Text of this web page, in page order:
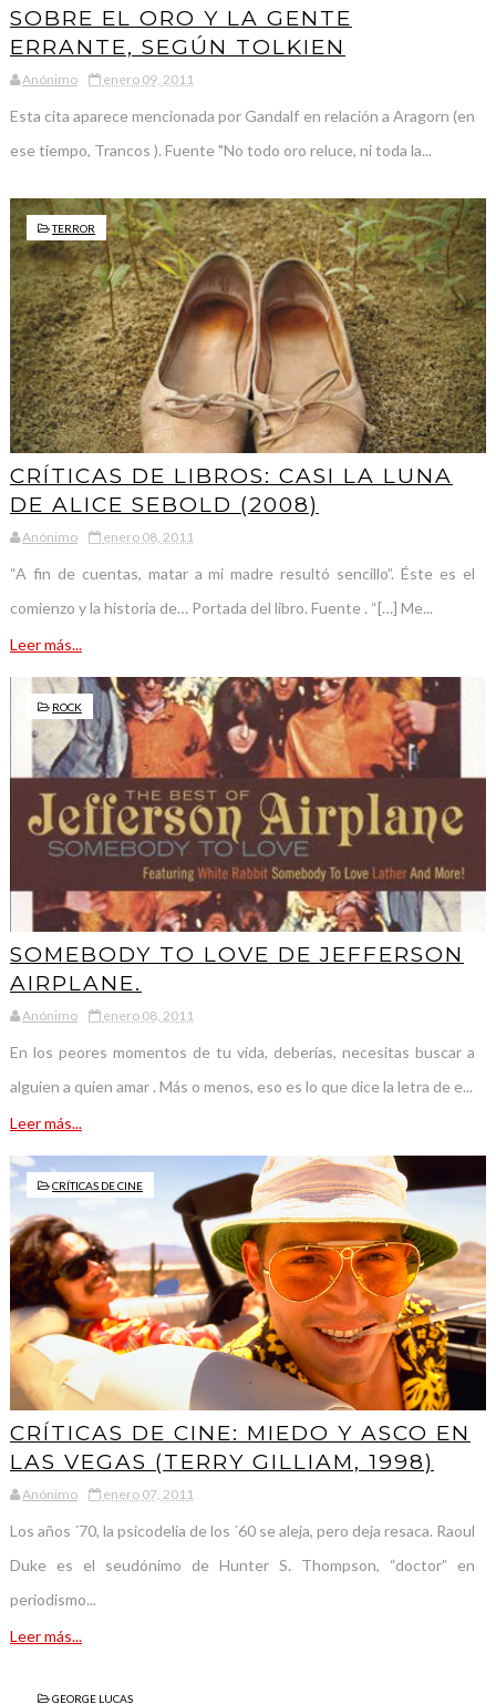
SOBRE EL ORO Y LA GENTE
ERRANTE, SEGÚN TOLKIEN
Anónimo enero 09, 2011
Esta cita aparece mencionada por Gandalf en relación a Aragorn (en
ese tiempo, Trancos ). Fuente "No todo oro reluce, ni toda la...
TERROR
CRÍTICAS DE LIBROS: CASI LA LUNA
DE ALICE SEBOLD (2008)
Anónimo enero 08, 2011
“A fin de cuentas, matar a mi madre resultó sencillo”. Éste es el
comienzo y la historia de… Portada del libro. Fuente . “[…] Me...
Leer más...
ROCK
SOMEBODY TO LOVE DE JEFFERSON
AIRPLANE.
Anónimo enero 08, 2011
En los peores momentos de tu vida, deberías, necesitas buscar a
alguien a quien amar . Más o menos, eso es lo que dice la letra de e...
Leer más...
CRÍTICAS DE CINE
CRÍTICAS DE CINE: MIEDO Y ASCO EN
LAS VEGAS (TERRY GILLIAM, 1998)
Anónimo enero 07, 2011
Los años ´70, la psicodelia de los ´60 se aleja, pero deja resaca. Raoul
Duke es el seudónimo de Hunter S. Thompson, “doctor” en
periodismo...
Leer más...
GEORGE LUCAS